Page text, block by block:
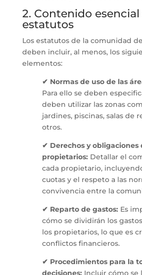
2. Contenido esencial
estatutos
Los estatutos de la comunidad
deben incluir, al menos, los
elementos:
✔ Normas de uso de las
Para ello se deben
deben utilizar las zonas
jardines, piscinas, salas de
otros.
✔ Derechos y obligaciones
propietarios: Detallar el
cada propietario,
cuotas y el respeto a las
convivencia entre la
✔ Reparto de gastos: Es
cómo se dividirán los
los propietarios, lo que es
conflictos financieros.
✔ Procedimientos para la
decisiones: Incluir cómo se